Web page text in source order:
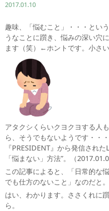
2017.01.10
趣味、「悩むこと」・・・とい
うなことに躓き、悩みの深い穴
ます（笑）←ホントです。小さい
アタクシくらいクヨクヨする人
ら、そうでもないようです・・
『PRESIDENT』から発信され
「悩まない」方法”。（
この記事によると、「日常的な
でも仕方のないこと」なのだと。
はい、わかります。ささくれに
ら。